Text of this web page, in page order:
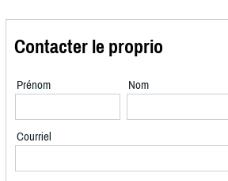
Contacter le proprio
Prénom Nom
Courriel